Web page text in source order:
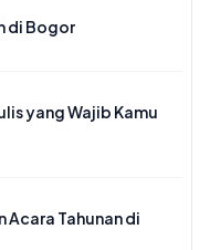
di Bogor
yang Wajib Kamu
Acara Tahunan di